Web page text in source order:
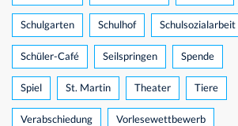
Schulgarten Schulhof Schulsozialarbeit
Schüler-Café Seilspringen Spende
Spiel St. Martin Theater Tiere
Verabschiedung Vorlesewettbewerb